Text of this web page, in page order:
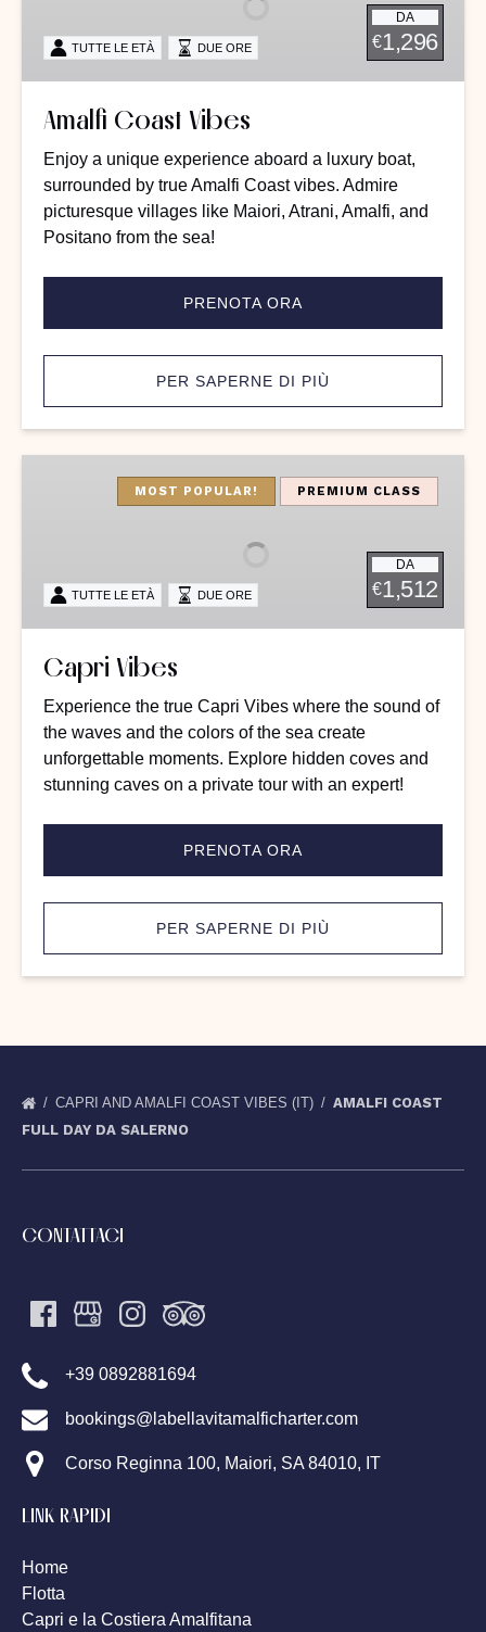
DA
€1,296
TUTTE LE ETÀ DUE ORE
Amalfi Coast Vibes
Enjoy a unique experience aboard a luxury boat,
surrounded by true Amalfi Coast vibes. Admire
picturesque villages like Maiori, Atrani, Amalfi, and
Positano from the sea!
PRENOTA ORA
PER SAPERNE DI PIÙ
MOST POPULAR! PREMIUM CLASS
DA
€1,512
TUTTE LE ETÀ DUE ORE
Capri Vibes
Experience the true Capri Vibes where the sound of
the waves and the colors of the sea create
unforgettable moments. Explore hidden coves and
stunning caves on a private tour with an expert!
PRENOTA ORA
PER SAPERNE DI PIÙ
CAPRI AND AMALFI COAST VIBES (IT)
AMALFI COAST
FULL DAY DA SALERNO
CONTATTACI
+39 0892881694
bookings@labellavitamalficharter.com
Corso Reginna 100, Maiori, SA 84010, IT
LINK RAPIDI
Home
Flotta
Capri e la Costiera Amalfitana